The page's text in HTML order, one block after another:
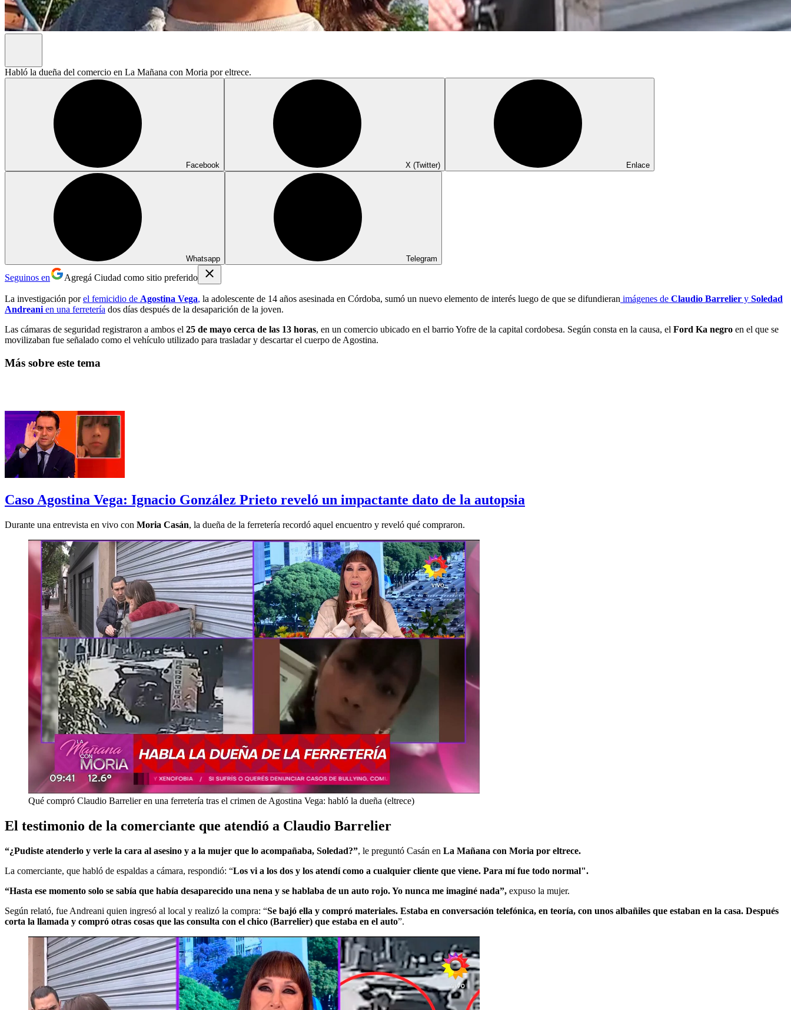
Habló la dueña del comercio en La Mañana con Moria por eltrece.
Facebook X (Twitter) Enlace
Whatsapp Telegram
Seguinos en Agregá Ciudad como sitio preferido
La investigación porel femicidio de Agostina Vega, la adolescente de 14 años asesinada en Córdoba, sumó un nuevo elemento de interés luego de que se difundieran imágenes de Claudio Barrelier y Soledad
Andreani en una ferretería dos días después de la desaparición de la joven.
Las cámaras de seguridad registraron a ambos el 25 de mayo cerca de las 13 horas, en un comercio ubicado en el barrio Yofre de la capital cordobesa. Según consta en la causa, el Ford Ka negro en el que se
movilizaban fue señalado como el vehículo utilizado para trasladar y descartar el cuerpo de Agostina.
Más sobre este tema
Caso Agostina Vega: Ignacio González Prieto reveló un impactante dato de la autopsia
Durante una entrevista en vivo con Moria Casán, la dueña de la ferretería recordó aquel encuentro y reveló qué compraron.
Qué compró Claudio Barrelier en una ferretería tras el crimen de Agostina Vega: habló la dueña (eltrece)
El testimonio de la comerciante que atendió a Claudio Barrelier
“¿Pudiste atenderlo y verle la cara al asesino y a la mujer que lo acompañaba, Soledad?”, le preguntó Casán en La Mañana con Moria por eltrece.
La comerciante, que habló de espaldas a cámara, respondió: “Los vi a los dos y los atendí como a cualquier cliente que viene. Para mí fue todo normal".
“Hasta ese momento solo se sabía que había desaparecido una nena y se hablaba de un auto rojo. Yo nunca me imaginé nada”, expuso la mujer.
Según relató, fue Andreani quien ingresó al local y realizó la compra: “Se bajó ella y compró materiales. Estaba en conversación telefónica, en teoría, con unos albañiles que estaban en la casa. Después
corta la llamada y compró otras cosas que las consulta con el chico (Barrelier) que estaba en el auto”.